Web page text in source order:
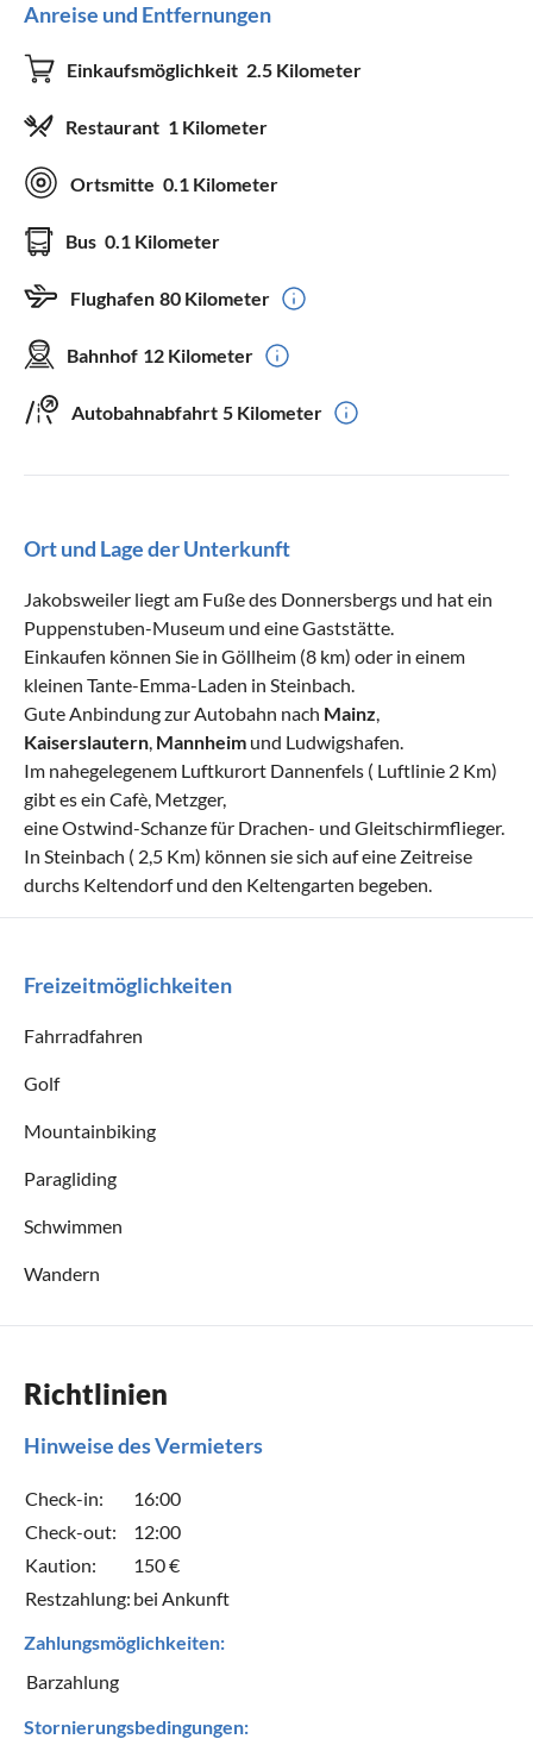
Anreise und Entfernungen
Einkaufsmöglichkeit 2.5 Kilometer
Restaurant 1 Kilometer
Ortsmitte 0.1 Kilometer
Bus 0.1 Kilometer
Flughafen 80 Kilometer
Bahnhof 12 Kilometer
Autobahnabfahrt 5 Kilometer
Ort und Lage der Unterkunft
Jakobsweiler liegt am Fuße des Donnersbergs und hat ein
Puppenstuben-Museum und eine Gaststätte.
Einkaufen können Sie in Göllheim (8 km) oder in einem
kleinen Tante-Emma-Laden in Steinbach.
Gute Anbindung zur Autobahn nach Mainz
Kaiserslautern Mannheim und Ludwigshafen.
Im nahegelegenem Luftkurort Dannenfels ( Luftlinie 2 Km)
gibt es ein Cafè, Metzger,
eine Ostwind-Schanze für Drachen- und Gleitschirmflieger.
In Steinbach ( 2,5 Km) können sie sich auf eine Zeitreise
durchs Keltendorf und den Keltengarten begeben.
Freizeitmöglichkeiten
Fahrradfahren
Golf
Mountainbiking
Paragliding
Schwimmen
Wandern
Richtlinien
Hinweise des Vermieters
Check-in:
16:00
Check-out:
12:00
Kaution:
150 €
Restzahlung: bei Ankunft
Zahlungsmöglichkeiten:
Barzahlung
Stornierungsbedingungen: